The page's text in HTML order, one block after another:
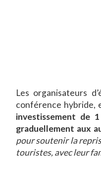
Les organisateurs
conférence hybride,
investissement de
graduellement aux
pour soutenir la
touristes, avec leur